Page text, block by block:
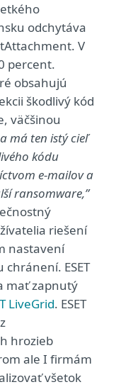
odchytáva
V
percent.
obsahujú
škodlivý kód
väčšinou
má ten istý cieľ
kódu
e-mailov a
ransomware,”
riešení
nastavení
ESET
mať zapnutý
LiveGrid. ESET
hrozieb
ale I firmám
všetok